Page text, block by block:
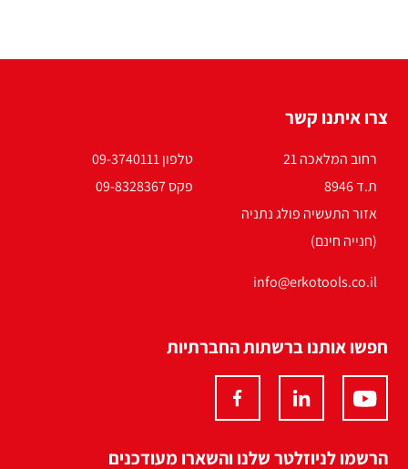
צרו איתנו קשר
רחוב המלאכה 21
ת.ד 8946
אזור התעשיה פולג נתניה
(חנייה חינם)
טלפון 09-3740111
פקס 09-8328367
info@erkotools.co.il
חפשו אותנו ברשתות החברתיות
הרשמו לניוזלטר שלנו והשארו מעודכנים